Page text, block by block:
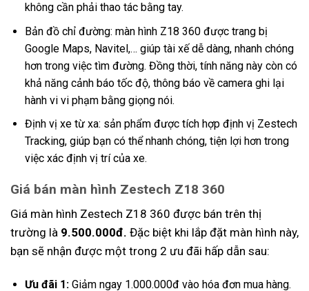
không cần phải thao tác bằng tay.
Bản đồ chỉ đường: màn hình Z18 360 được trang bị
Google Maps, Navitel,… giúp tài xế dễ dàng, nhanh chóng
hơn trong việc tìm đường. Đồng thời, tính năng này còn có
khả năng cảnh báo tốc độ, thông báo về camera ghi lại
hành vi vi phạm bằng giọng nói.
Định vị xe từ xa: sản phẩm được tích hợp định vị Zestech
Tracking, giúp bạn có thể nhanh chóng, tiện lợi hơn trong
việc xác định vị trí của xe.
Giá bán màn hình Zestech Z18 360
Giá màn hình Zestech Z18 360 được bán trên thị
trường là 9.500.000đ. Đặc biệt khi lắp đặt màn hình này,
bạn sẽ nhận được một trong 2 ưu đãi hấp dẫn sau:
Ưu đãi 1: Giảm ngay 1.000.000đ vào hóa đơn mua hàng.